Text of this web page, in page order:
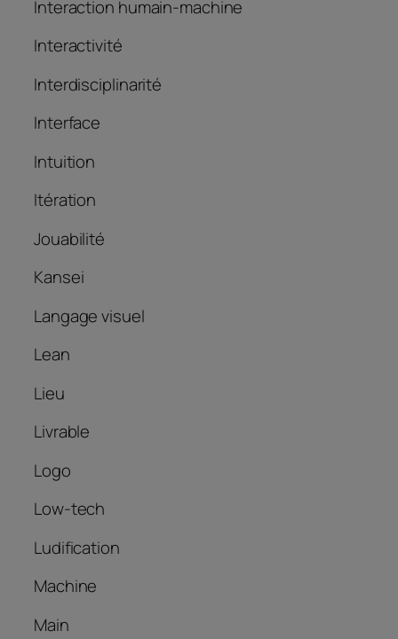
Interaction humain-machine
Interactivité
Interdisciplinarité
Interface
Intuition
Itération
Jouabilité
Kansei
Langage visuel
Lean
Lieu
Livrable
Logo
Low-tech
Ludification
Machine
Main